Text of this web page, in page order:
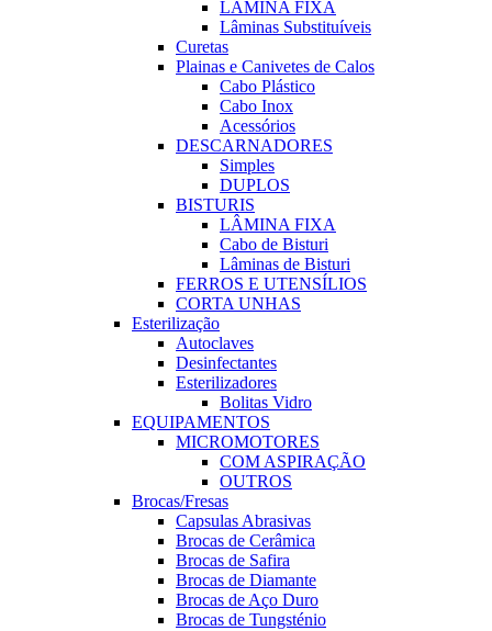
LÂMINA FIXA
Lâminas Substituíveis
Curetas
Plainas e Canivetes de Calos
Cabo Plástico
Cabo Inox
Acessórios
DESCARNADORES
Simples
DUPLOS
BISTURIS
LÂMINA FIXA
Cabo de Bisturi
Lâminas de Bisturi
FERROS E UTENSÍLIOS
CORTA UNHAS
Esterilização
Autoclaves
Desinfectantes
Esterilizadores
Bolitas Vidro
EQUIPAMENTOS
MICROMOTORES
COM ASPIRAÇÃO
OUTROS
Brocas/Fresas
Capsulas Abrasivas
Brocas de Cerâmica
Brocas de Safira
Brocas de Diamante
Brocas de Aço Duro
Brocas de Tungsténio